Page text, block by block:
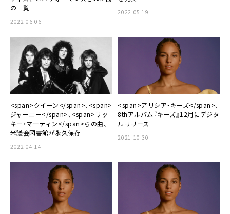
の一覧
2022.06.06
2022.05.19
<span>クイーン</span>、<span>
ジャーニー</span>、<span>リッ
キー・マーティン</span>らの曲、
米議会図書館が永久保存
2022.04.14
<span>アリシア・キーズ</span>、
8thアルバム『キーズ』12月にデジタ
ルリリース
2021.10.30